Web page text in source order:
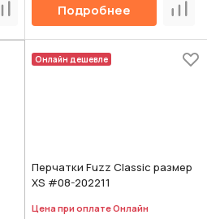
СравнитьПодробнее
Онлайн дешевле
Перчатки Fuzz Classic размер
XS #08-202211
Цена при оплате Онлайн